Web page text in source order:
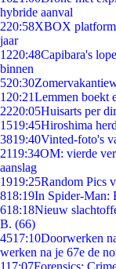
hybride aanval
220:58XBOX
jaar
1220:48Capibara's
binnen
520:30
1 20:21Lemmen boekt
2220:05Huisarts per
1519:45Hiroshima
3819:40Vinted-foto's
2119:34OM: vierde
aanslag
1919:25Random Pics
818:19In Spider-Man:
618:18Nieuw
B. (66)
4517:10Doorwerken
werken na je 67e de
117:07Forensics: